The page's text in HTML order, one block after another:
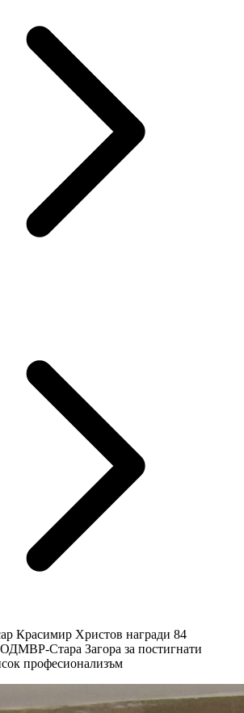
Красимир Христов награди 84
Стара Загора за постигнати
професионализъм